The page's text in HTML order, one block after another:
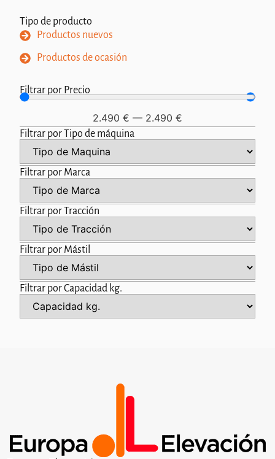
Tipo de producto
Productos nuevos
Productos de ocasión
Filtrar por Precio
2.490 € — 2.490 €
Filtrar por Tipo de máquina
Filtrar por Marca
Filtrar por Tracción
Filtrar por Mástil
Filtrar por Capacidad kg.